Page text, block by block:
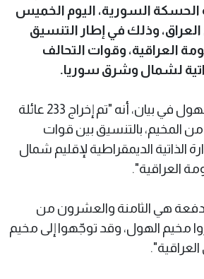
السورية، اليوم الخميس
2025)، إلى العراق، وذلك في إطار التنسيق
العراقية، وقوات التحالف
لشمال وشرق سوريا.
وذكرت إدارة مخيم الهول في بيان، أنه "تم إخراج 233 عائلة
شخصاً) من المخيم، بالتنسيق بين قوات
الذاتية الديمقراطية لإقليم شمال
العراقية".
هي الثامنة والعشرون من
مخيم الهول، وقد توجّهوا إلى مخيم